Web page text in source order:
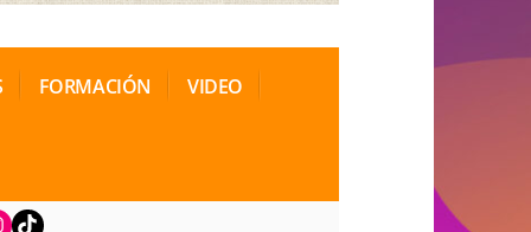
FORMACIÓN VIDEO
TikTok